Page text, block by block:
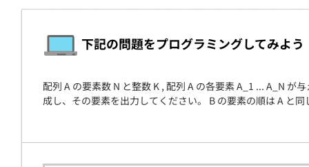
学校
契約
下記の問題をプログラミングしてみよう
配列 A の要素数 N と整数 K , 配列 A の各要素 A_1 ... A_N が
成し、その要素を出力してください。 B の要素の順は A と